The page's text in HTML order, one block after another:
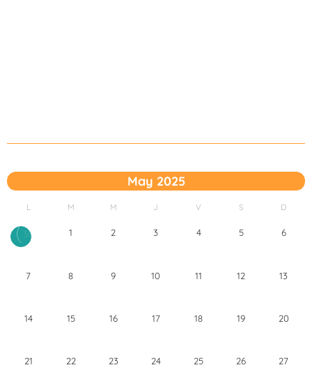
May 2025
L M M J V S D
30 1 2 3 4 5 6
7 8 9 10 11 12 13
14 15 16 17 18 19 20
21 22 23 24 25 26 27